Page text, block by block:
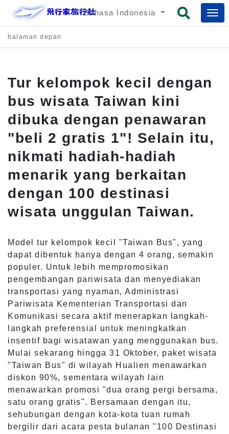
Bahasa Indonesia
halaman depan
Tur kelompok kecil dengan
bus wisata Taiwan kini
dibuka dengan penawaran
"beli 2 gratis 1"! Selain itu,
nikmati hadiah-hadiah
menarik yang berkaitan
dengan 100 destinasi
wisata unggulan Taiwan.
Model tur kelompok kecil "Taiwan Bus", yang
dapat dibentuk hanya dengan 4 orang, semakin
populer. Untuk lebih mempromosikan
pengembangan pariwisata dan menyediakan
transportasi yang nyaman, Administrasi
Pariwisata Kementerian Transportasi dan
Komunikasi secara aktif menerapkan langkah-
langkah preferensial untuk meningkatkan
insentif bagi wisatawan yang menggunakan bus.
Mulai sekarang hingga 31 Oktober, paket wisata
"Taiwan Bus" di wilayah Hualien menawarkan
diskon 90%, sementara wilayah lain
menawarkan promosi "dua orang pergi bersama,
satu orang gratis". Bersamaan dengan itu,
sehubungan dengan kota-kota tuan rumah
bergilir dari acara pesta bulanan "100 Destinasi